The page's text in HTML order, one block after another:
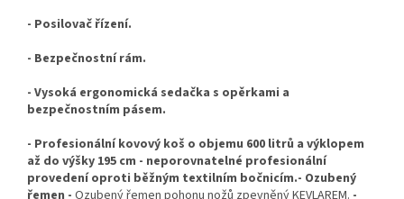
- Posilovač řízení.
- Bezpečnostní rám.
- Vysoká ergonomická sedačka s opěrkami a
bezpečnostním pásem.
- Profesionální kovový koš o objemu 600 litrů a výklopem
až do výšky 195 cm - neporovnatelné profesionální
provedení oproti běžným textilním bočnicím.- Ozubený
řemen - Ozubený řemen pohonu nožů zpevněný KEVLAREM. -